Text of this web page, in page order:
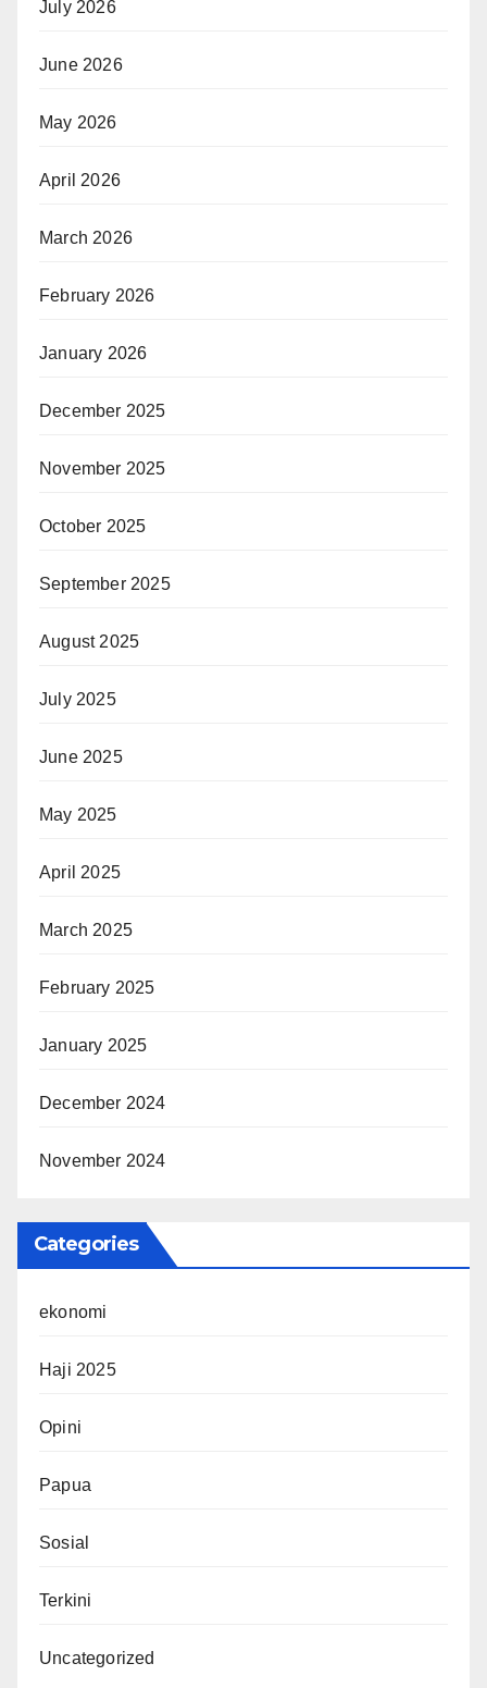
July 2026
June 2026
May 2026
April 2026
March 2026
February 2026
January 2026
December 2025
November 2025
October 2025
September 2025
August 2025
July 2025
June 2025
May 2025
April 2025
March 2025
February 2025
January 2025
December 2024
November 2024
Categories
ekonomi
Haji 2025
Opini
Papua
Sosial
Terkini
Uncategorized